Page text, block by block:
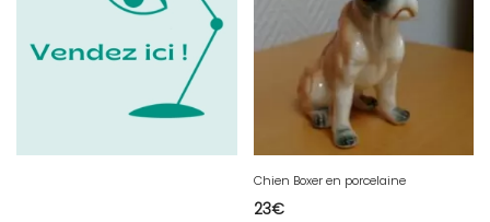
Chien Boxer en porcelaine
23€